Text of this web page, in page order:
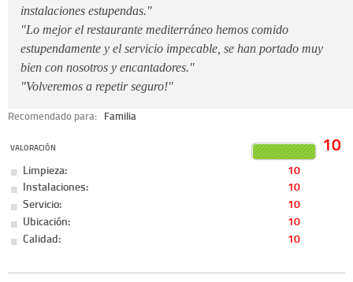
instalaciones estupendas."
"Lo mejor el restaurante mediterráneo hemos comido
estupendamente y el servicio impecable, se han portado muy
bien con nosotros y encantadores."
"Volveremos a repetir seguro!"
Recomendado para: Familia
VALORACIÓN 10
Limpieza:
10
Instalaciones:
10
Servicio:
10
Ubicación:
10
Calidad:
10